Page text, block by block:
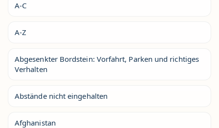
A-C
A-Z
Abgesenkter Bordstein: Vorfahrt, Parken und richtiges
Verhalten
Abstände nicht eingehalten
Afghanistan